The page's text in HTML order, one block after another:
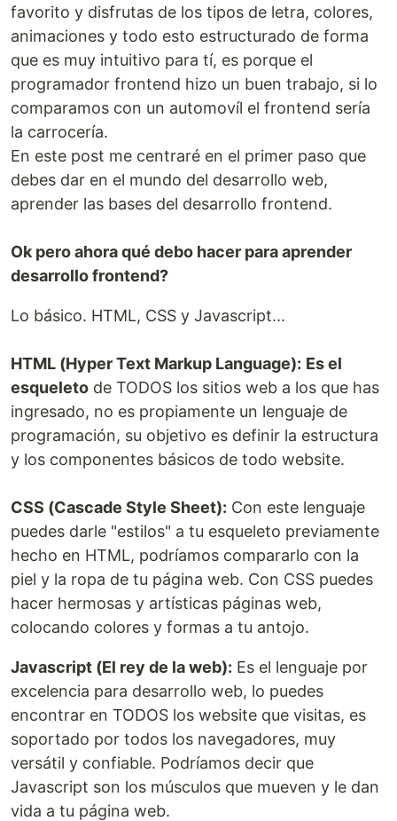
favorito y disfrutas de los tipos de letra, colores,
animaciones y todo esto estructurado de forma
que es muy intuitivo para tí, es porque el
programador frontend hizo un buen trabajo, si lo
comparamos con un automovíl el frontend sería
la carrocería.
En este post me centraré en el primer paso que
debes dar en el mundo del desarrollo web,
aprender las bases del desarrollo frontend.
Ok pero ahora qué debo hacer para aprender
desarrollo frontend?
Lo básico. HTML, CSS y Javascript...
HTML (Hyper Text Markup Language): Es el
esqueleto de TODOS los sitios web a los que has
ingresado, no es propiamente un lenguaje de
programación, su objetivo es definir la estructura
y los componentes básicos de todo website.
CSS (Cascade Style Sheet): Con este lenguaje
puedes darle "estilos" a tu esqueleto previamente
hecho en HTML, podríamos compararlo con la
piel y la ropa de tu página web. Con CSS puedes
hacer hermosas y artísticas páginas web,
colocando colores y formas a tu antojo.
Javascript (El rey de la web): Es el lenguaje por
excelencia para desarrollo web, lo puedes
encontrar en TODOS los website que visitas, es
soportado por todos los navegadores, muy
versátil y confiable. Podríamos decir que
Javascript son los músculos que mueven y le dan
vida a tu página web.